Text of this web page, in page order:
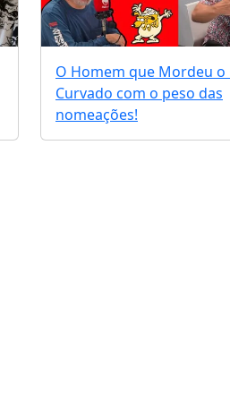
O Homem que Mordeu o
Curvado com o peso das
nomeações!